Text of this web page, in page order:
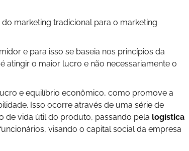
marketing tradicional para o marketing
e para isso se baseia nos princípios da
atingir o maior lucro e não necessariamente o
e equilíbrio econômico, como promove a
Isso ocorre através de uma série de
de vida útil do produto, passando pela logística
visando o capital social da empresa